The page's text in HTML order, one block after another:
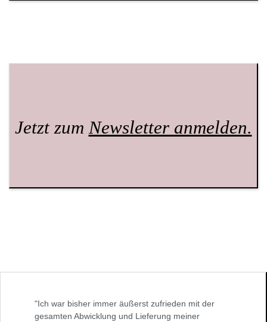
Jetzt zumNewsletter anmelden.
"Ich war bisher immer äußerst zufrieden mit der
gesamten Abwicklung und Lieferung meiner